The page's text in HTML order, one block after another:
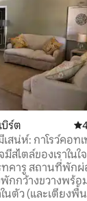
ร์ต ค
สน่ห์: กาโรว์คอทเ
ไตล์ของเราในใ
ทคารู สถานที่พัก
กกว้างขวางพร้อ
นตัว (และเตียงพื้น